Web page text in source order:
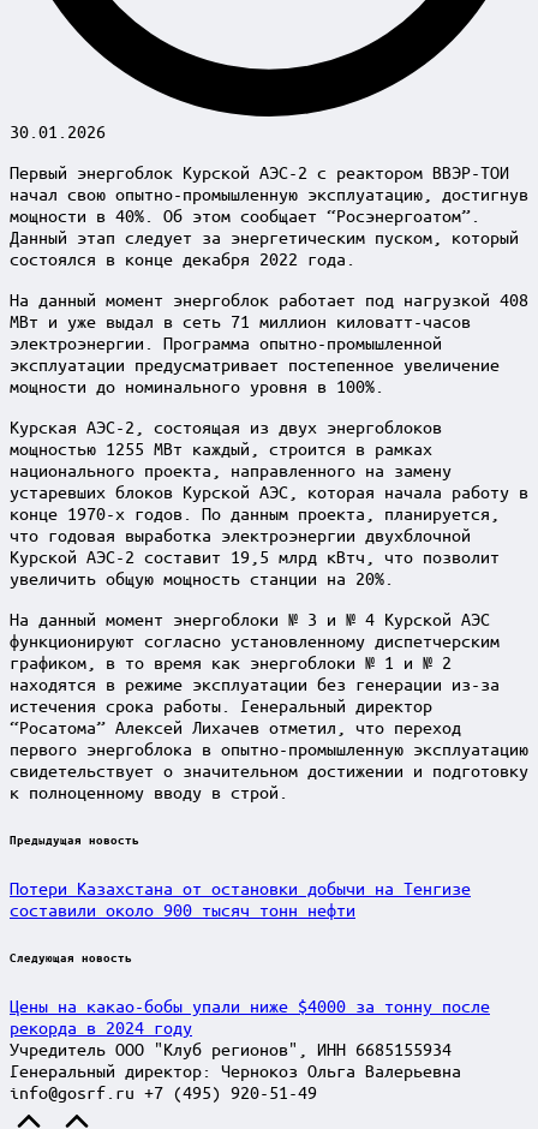
30.01.2026
Первый энергоблок Курской АЭС-2 с реактором ВВЭР-ТОИ
начал свою опытно-промышленную эксплуатацию, достигнув
мощности в 40%. Об этом сообщает “Росэнергоатом”.
Данный этап следует за энергетическим пуском, который
состоялся в конце декабря 2022 года.
На данный момент энергоблок работает под нагрузкой 408
МВт и уже выдал в сеть 71 миллион киловатт-часов
электроэнергии. Программа опытно-промышленной
эксплуатации предусматривает постепенное увеличение
мощности до номинального уровня в 100%.
Курская АЭС-2, состоящая из двух энергоблоков
мощностью 1255 МВт каждый, строится в рамках
национального проекта, направленного на замену
устаревших блоков Курской АЭС, которая начала работу в
конце 1970-х годов. По данным проекта, планируется,
что годовая выработка электроэнергии двухблочной
Курской АЭС-2 составит 19,5 млрд кВтч, что позволит
увеличить общую мощность станции на 20%.
На данный момент энергоблоки № 3 и № 4 Курской АЭС
функционируют согласно установленному диспетчерским
графиком, в то время как энергоблоки № 1 и № 2
находятся в режиме эксплуатации без генерации из-за
истечения срока работы. Генеральный директор
“Росатома” Алексей Лихачев отметил, что переход
первого энергоблока в опытно-промышленную эксплуатацию
свидетельствует о значительном достижении и подготовку
к полноценному вводу в строй.
Post
Предыдущая новость
Потери Казахстана от остановки добычи на Тенгизе
составили около 900 тысяч тонн нефти
Следующая новость
Цены на какао-бобы упали ниже $4000 за тонну после
рекорда в 2024 году
Учредитель ООО "Клуб регионов", ИНН 6685155934
Генеральный директор: Чернокоз Ольга Валерьевна
info@gosrf.ru +7 (495) 920-51-49